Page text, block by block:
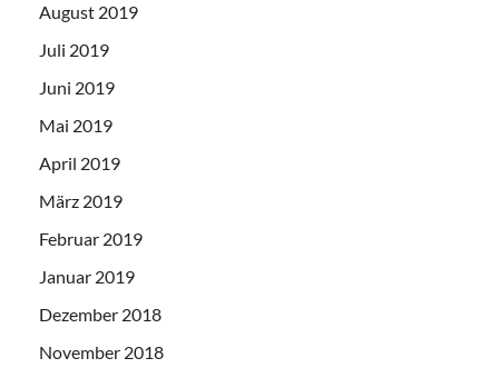
August 2019
Juli 2019
Juni 2019
Mai 2019
April 2019
März 2019
Februar 2019
Januar 2019
Dezember 2018
November 2018